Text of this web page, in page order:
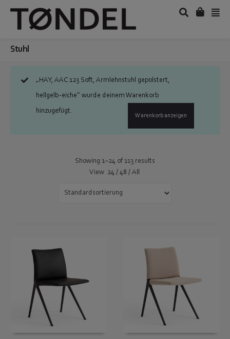
Stuhl
„HAY, AAC 123 Soft, Armlehnstuhl gepolstert,
hellgelb-eiche“ wurde deinem Warenkorb
hinzugefügt.
Warenkorb anzeigen
Showing 1–24 of 113 results
View 24 / 48 / All